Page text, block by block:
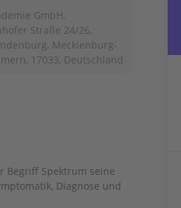
GmbH,
Straße 24/26,
Mecklenburg-
17033, Deutschland
Begriff Spektrum seine
Diagnose und